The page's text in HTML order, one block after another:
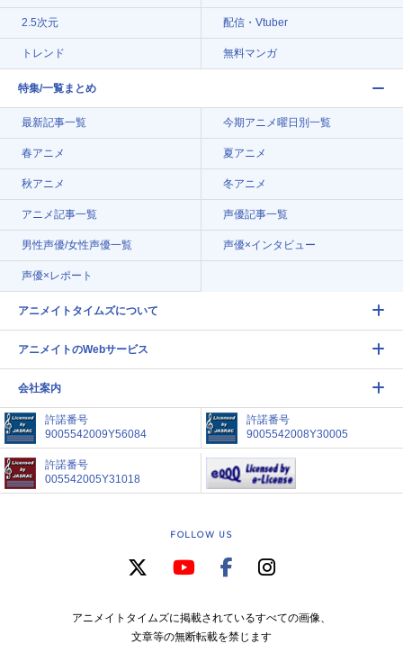
2.5次元 配信・Vtuber
トレンド 無料マンガ
特集/一覧まとめ
最新記事一覧 今期アニメ曜日別一覧
春アニメ 夏アニメ
秋アニメ 冬アニメ
アニメ記事一覧 声優記事一覧
男性声優/女性声優一覧 声優×インタビュー
声優×レポート
アニメイトタイムズについて
アニメイトのWebサービス
会社案内
許諾番号
9005542009Y56084
許諾番号
9005542008Y30005
許諾番号
005542005Y31018
FOLLOW US
アニメイトタイムズに掲載されているすべての画像、
文章等の無断転載を禁じます